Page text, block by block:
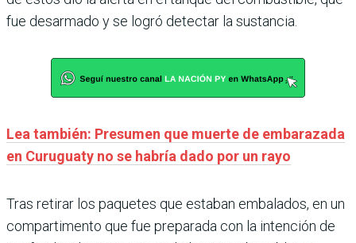
fue desarmado y se logró detectar la sustancia.
Lea también: Presumen que muerte de embarazada
en Curuguaty no se habría dado por un rayo
Tras retirar los paquetes que estaban embalados, en un
compartimento que fue preparada con la intención de